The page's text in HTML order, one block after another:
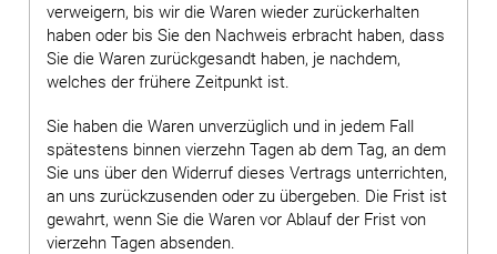
verweigern, bis wir die Waren wieder zurückerhalten
haben oder bis Sie den Nachweis erbracht haben, dass
Sie die Waren zurückgesandt haben, je nachdem,
welches der frühere Zeitpunkt ist.
Sie haben die Waren unverzüglich und in jedem Fall
spätestens binnen vierzehn Tagen ab dem Tag, an dem
Sie uns über den Widerruf dieses Vertrags unterrichten,
an uns zurückzusenden oder zu übergeben. Die Frist ist
gewahrt, wenn Sie die Waren vor Ablauf der Frist von
vierzehn Tagen absenden.